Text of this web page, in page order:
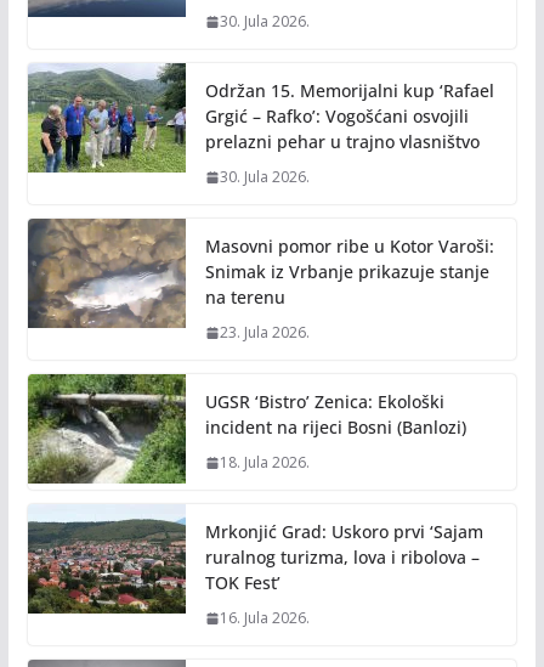
30. Jula 2026.
Održan 15. Memorijalni kup ‘Rafael
Grgić – Rafko’: Vogošćani osvojili
prelazni pehar u trajno vlasništvo
30. Jula 2026.
Masovni pomor ribe u Kotor Varoši:
Snimak iz Vrbanje prikazuje stanje
na terenu
23. Jula 2026.
UGSR ‘Bistro’ Zenica: Ekološki
incident na rijeci Bosni (Banlozi)
18. Jula 2026.
Mrkonjić Grad: Uskoro prvi ‘Sajam
ruralnog turizma, lova i ribolova –
TOK Fest’
16. Jula 2026.